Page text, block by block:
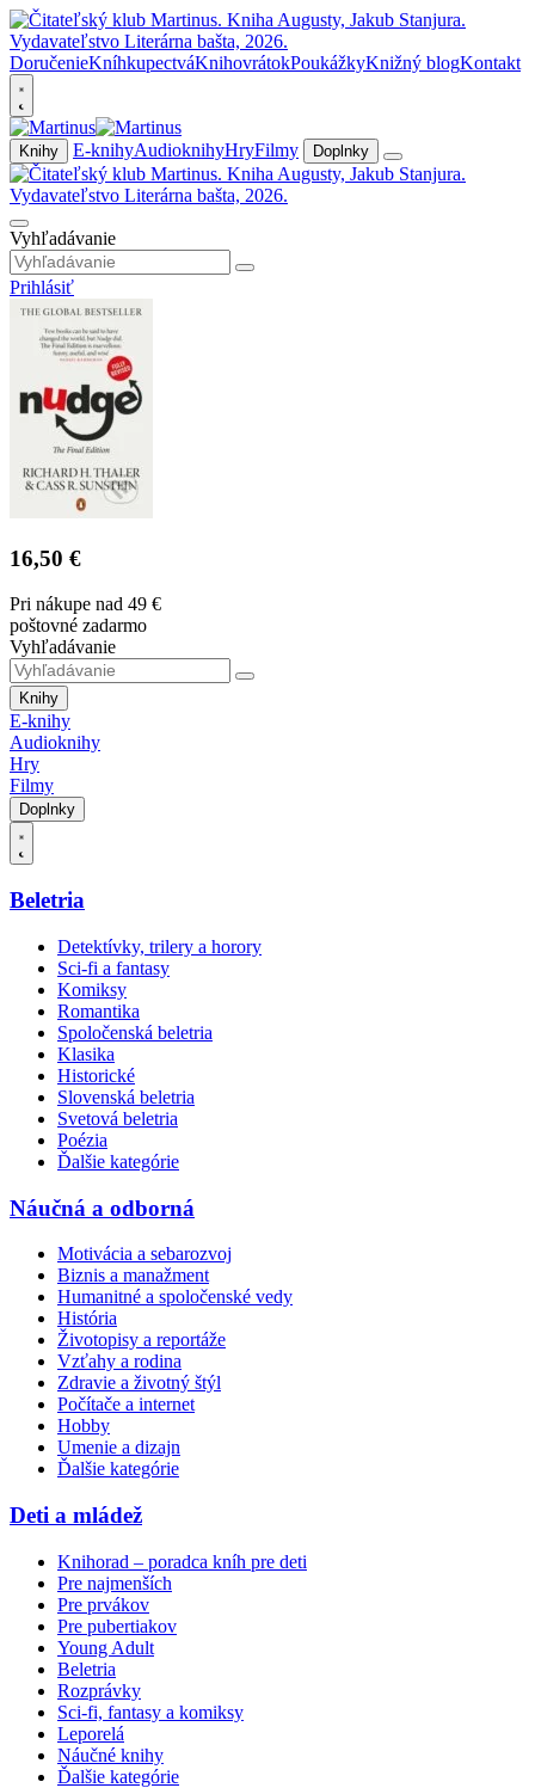
DoručenieKníhkupectváKnihovrátokPoukážkyKnižný blogKontakt
Knihy E-knihyAudioknihyHryFilmy Doplnky
Vyhľadávanie
Prihlásiť
16,50 €
Pri nákupe nad 49 €
poštovné zadarmo
Vyhľadávanie
Knihy
E-knihy
Audioknihy
Hry
Filmy
Doplnky
Beletria
Detektívky, trilery a horory
Sci-fi a fantasy
Komiksy
Romantika
Spoločenská beletria
Klasika
Historické
Slovenská beletria
Svetová beletria
Poézia
Ďalšie kategórie
Náučná a odborná
Motivácia a sebarozvoj
Biznis a manažment
Humanitné a spoločenské vedy
História
Životopisy a reportáže
Vzťahy a rodina
Zdravie a životný štýl
Počítače a internet
Hobby
Umenie a dizajn
Ďalšie kategórie
Deti a mládež
Knihorad – poradca kníh pre deti
Pre najmenších
Pre prvákov
Pre pubertiakov
Young Adult
Beletria
Rozprávky
Sci-fi, fantasy a komiksy
Leporelá
Náučné knihy
Ďalšie kategórie